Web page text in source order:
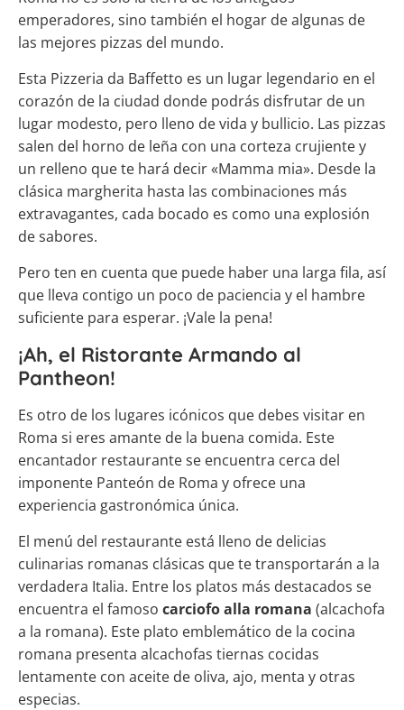
emperadores, sino también el hogar de algunas de
las mejores pizzas del mundo.
Esta Pizzeria da Baffetto es un lugar legendario en el
corazón de la ciudad donde podrás disfrutar de un
lugar modesto, pero lleno de vida y bullicio. Las pizzas
salen del horno de leña con una corteza crujiente y
un relleno que te hará decir «Mamma mia». Desde la
clásica margherita hasta las combinaciones más
extravagantes, cada bocado es como una explosión
de sabores.
Pero ten en cuenta que puede haber una larga fila, así
que lleva contigo un poco de paciencia y el hambre
suficiente para esperar. ¡Vale la pena!
¡Ah, el Ristorante Armando al
Pantheon!
Es otro de los lugares icónicos que debes visitar en
Roma si eres amante de la buena comida. Este
encantador restaurante se encuentra cerca del
imponente Panteón de Roma y ofrece una
experiencia gastronómica única.
El menú del restaurante está lleno de delicias
culinarias romanas clásicas que te transportarán a la
verdadera Italia. Entre los platos más destacados se
encuentra el famoso carciofo alla romana (alcachofa
a la romana). Este plato emblemático de la cocina
romana presenta alcachofas tiernas cocidas
lentamente con aceite de oliva, ajo, menta y otras
especias.